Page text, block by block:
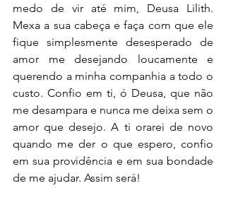
medo de vir até mim, Deusa Lilith.
Mexa a sua cabeça e faça com que ele
fique simplesmente desesperado de
amor me desejando loucamente e
querendo a minha companhia a todo o
custo. Confio em ti, ó Deusa, que não
me desampara e nunca me deixa sem o
amor que desejo. A ti orarei de novo
quando me der o que espero, confio
em sua providência e em sua bondade
de me ajudar. Assim será!